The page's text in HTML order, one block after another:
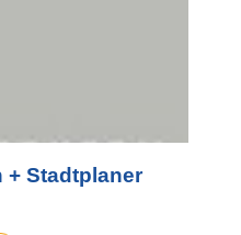
+ Stadtplaner